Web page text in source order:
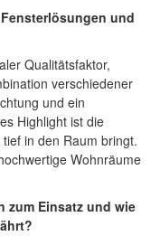
und
Qualitätsfaktor,
verschiedener
und ein
Highlight ist die
in den Raum bringt.
Wohnräume
zum Einsatz und wie